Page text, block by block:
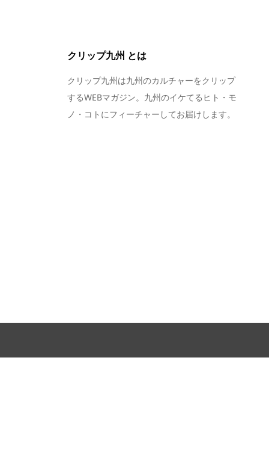
クリップ九州 とは
クリップ九州は九州のカルチャーをクリップ
するWEBマガジン。九州のイケてるヒト・モ
ノ・コトにフィーチャーしてお届けします。